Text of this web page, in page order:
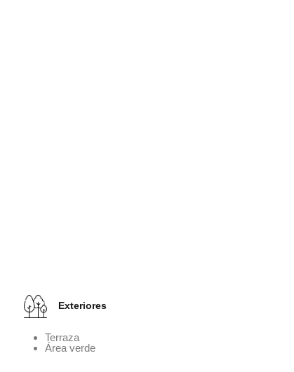
Exteriores
Terraza
Área verde